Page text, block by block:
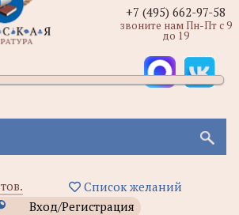
тов.
Список желаний
Вход/Регистрация
+7 (495) 662-97-58
звоните нам Пн-Пт с 9
до 19